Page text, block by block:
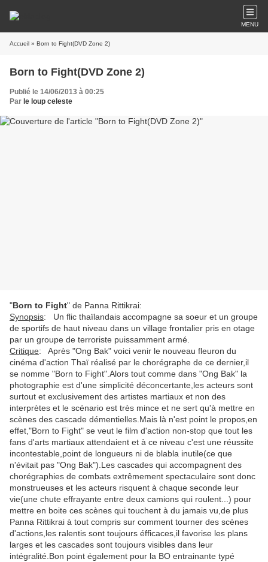
MENU
Accueil » Born to Fight(DVD Zone 2)
Born to Fight(DVD Zone 2)
Publié le 14/06/2013 à 00:25
Par le loup celeste
"Born to Fight" de Panna Rittikrai:
Synopsis: Un flic thaïlandais accompagne sa soeur et un groupe
de sportifs de haut niveau dans un village frontalier pris en otage
par un groupe de terroriste puissamment armé.
Critique: Après "Ong Bak" voici venir le nouveau fleuron du
cinéma d'action Thaï réalisé par le chorégraphe de ce dernier,il
se nomme "Born to Fight".Alors tout comme dans "Ong Bak" la
photographie est d'une simplicité déconcertante,les acteurs sont
surtout et exclusivement des artistes martiaux et non des
interprètes et le scénario est très mince et ne sert qu'à mettre en
scènes des cascade démentielles.Mais là n'est point le propos,en
effet,"Born to Fight" se veut le film d'action non-stop que tout les
fans d'arts martiaux attendaient et à ce niveau c'est une réussite
incontestable,point de longueurs ni de blabla inutile(ce que
n'évitait pas "Ong Bak").Les cascades qui accompagnent des
chorégraphies de combats extrêmement spectaculaire sont donc
monstrueuses et les acteurs risquent à chaque seconde leur
vie(une chute effrayante entre deux camions qui roulent...) pour
mettre en boite ces scènes qui touchent à du jamais vu,de plus
Panna Rittikrai à tout compris sur comment tourner des scènes
d'actions,les ralentis sont toujours éfficaces,il favorise les plans
larges et les cascades sont toujours visibles dans leur
intégralité.Bon point également pour la BO entrainante typé